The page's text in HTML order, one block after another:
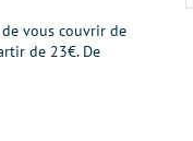
de vous couvrir de
de 23€. De